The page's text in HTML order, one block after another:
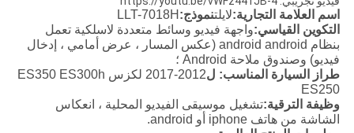
اسم العلامة التجارية:لايلتنموذج:
LLT-7018H
التكوين القياسي:واجهة فيديو وسائط متعددة لاسلكية تعمل
بنظام android android (عكس المسار ، عرض أمامي ، إدخال
فيديو) وصندوق ملاحة Android ؛
طراز السيارة المناسب: ل
2012-2017 لكزس ES350 ES300h
ES250
وظيفة الترقية:تشغيل موسيقى الفيديو المحلية ، انعكاس
الشاشة من هاتف iphone أو android.